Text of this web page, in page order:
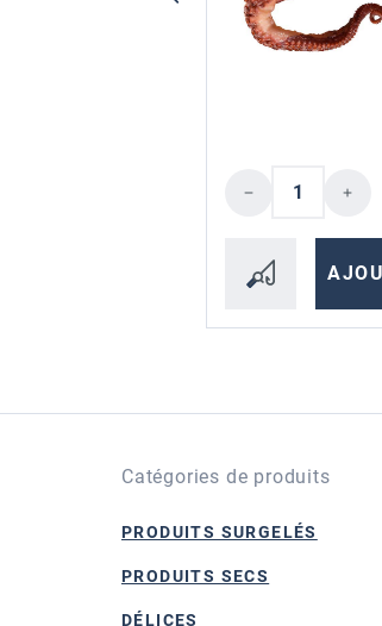
Quantité
Catégories de produits
PRODUITS SURGELÉS
PRODUITS SECS
DÉLICES